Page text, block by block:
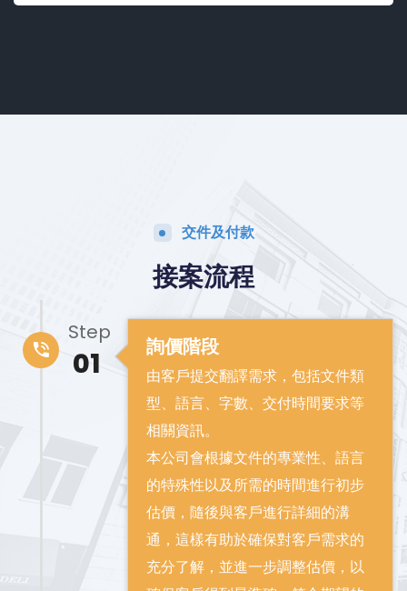
交件及付款
接案流程
詢價階段
由客戶提交翻譯需求，包括文件類
型、語言、字數、交付時間要求等
相關資訊。
本公司會根據文件的專業性、語言
的特殊性以及所需的時間進行初步
估價，隨後與客戶進行詳細的溝
通，這樣有助於確保對客戶需求的
充分了解，並進一步調整估價，以
Step
01